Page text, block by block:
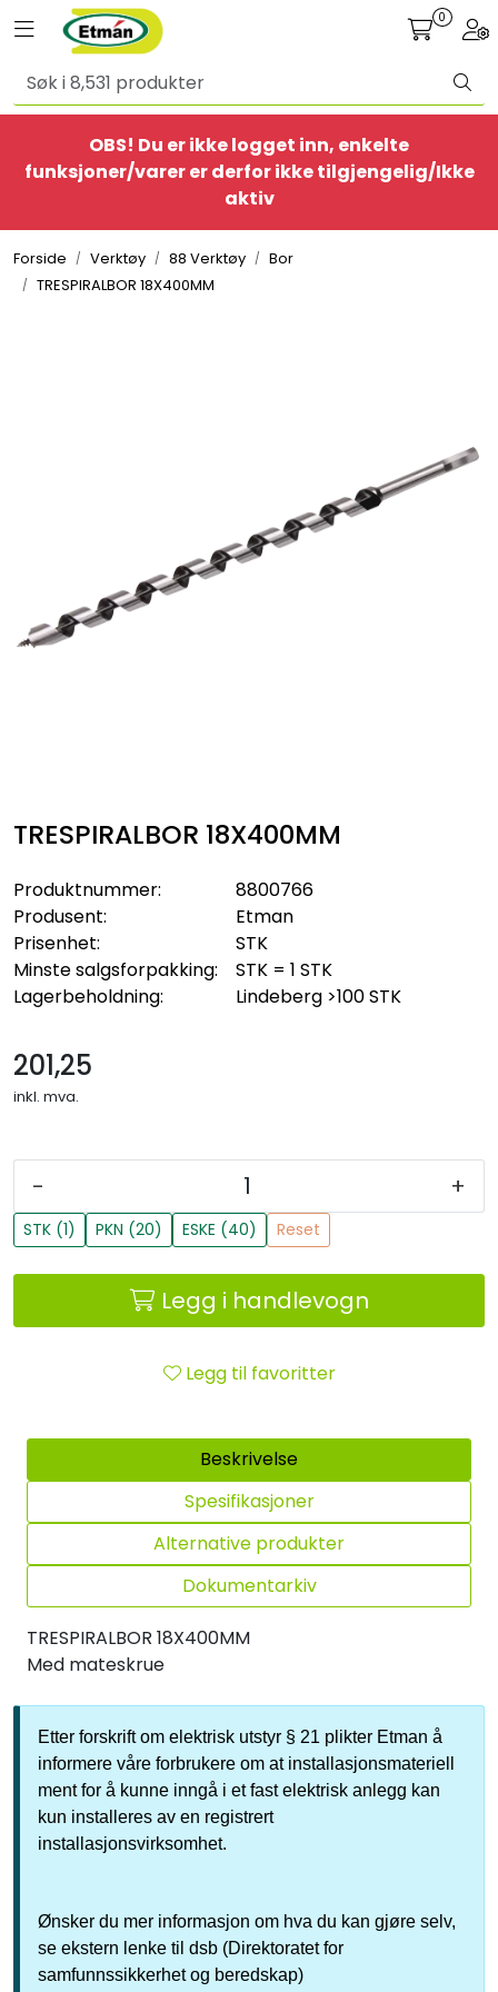
Skip to main content
Toggle navigation 0
OBS! Du er ikke logget inn, enkelte
funksjoner/varer er derfor ikke tilgjengelig/Ikke
aktiv
Forside Verktøy 88 Verktøy
Bor
TRESPIRALBOR 18X400MM
TRESPIRALBOR 18X400MM
Produktnummer:
8800766
Produsent:
Etman
Prisenhet:
STK
Minste salgsforpakking:
STK = 1 STK
Lagerbeholdning:
Lindeberg >100 STK
201,25
inkl. mva.
- +
STK (1) PKN (20) ESKE (40) Reset
Legg i handlevogn
Legg til favoritter
Beskrivelse
Spesifikasjoner
Alternative produkter
Dokumentarkiv
TRESPIRALBOR 18X400MM
Med mateskrue
Etter forskrift om elektrisk utstyr § 21 plikter Etman å
informere våre forbrukere om at installasjonsmateriell
ment for å kunne inngå i et fast elektrisk anlegg kan
kun installeres av en registrert
installasjonsvirksomhet.
Ønsker du mer informasjon om hva du kan gjøre selv,
se ekstern lenke til dsb (Direktoratet for
samfunnssikkerhet og beredskap)
Alle produkter
BestSelgere
Ethome
Verktøy